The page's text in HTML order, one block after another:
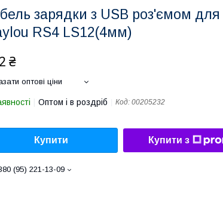
зарядки з USB роз'ємом для
RS4 LS12(4мм)
₴
оптові ціни
Оптом і в роздріб Код: 00205232
Купити Купити з
(95) 221-13-09